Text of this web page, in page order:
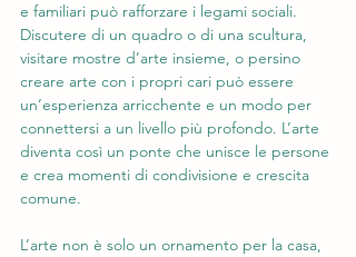
e familiari può rafforzare i legami sociali.
Discutere di un quadro o di una scultura,
visitare mostre d’arte insieme, o persino
creare arte con i propri cari può essere
un’esperienza arricchente e un modo per
connettersi a un livello più profondo. L’arte
diventa così un ponte che unisce le persone
e crea momenti di condivisione e crescita
comune.
L’arte non è solo un ornamento per la casa,